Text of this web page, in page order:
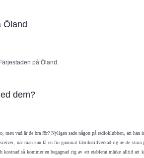
Öland
på Öland.
dem?
men vad är de bra för? Nyligen sade någon på radioklubben, att han
när man kan få en fin gammal fabrikstillverkad rig av de stora
så kommer en begagnad rig av ett etablerat märke alltid att